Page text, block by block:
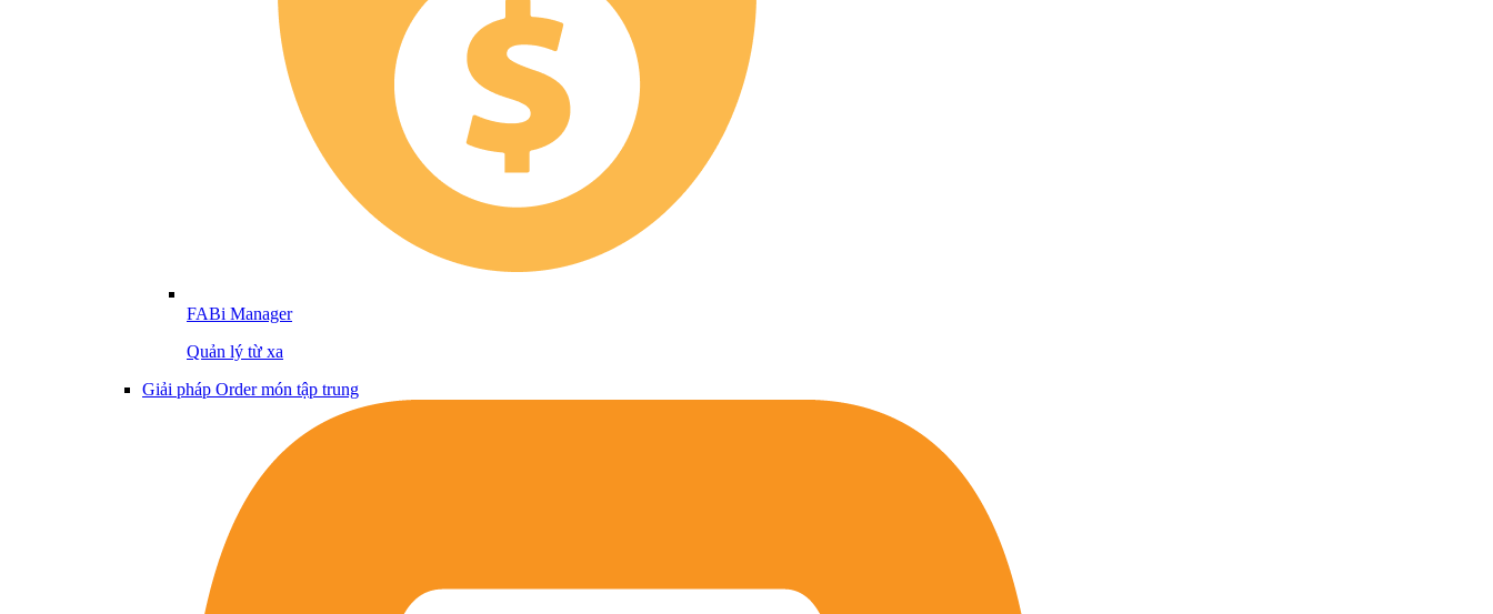
FABi Manager
Quản lý từ xa
Giải pháp Order món tập trung